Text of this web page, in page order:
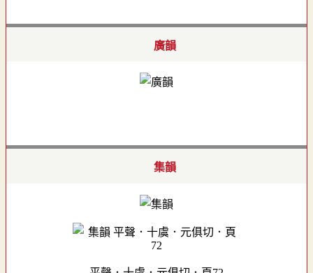
廣韻
集韻